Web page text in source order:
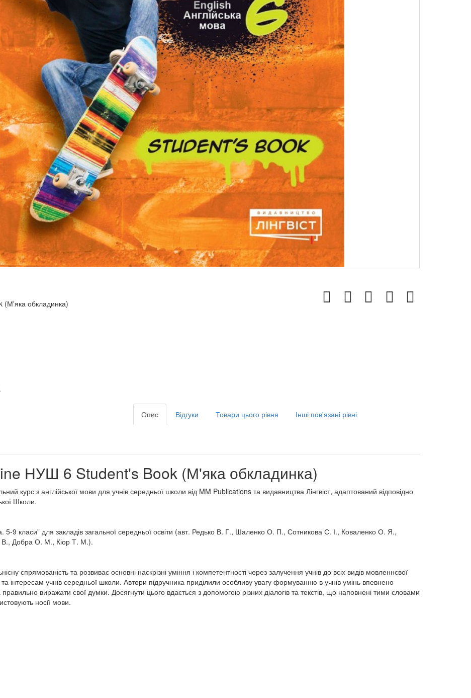
(М'яка обкладинка)
Опис Відгуки Товари цього рівня Інші пов'язані рівні
НУШ 6 Student's Book (М'яка обкладинка)
курс з англійської мови для учнів середньої школи від MM Publications та видавництва Лінгвіст, адаптований відповідно
Школи.
5-9 класи” для закладів загальної середньої освіти (авт. Редько В. Г., Шаленко О. П., Сотникова С. І., Коваленко О. Я.,
В., Добра О. М., Кіор Т. М.).
спрямованість та розвиває основні наскрізні уміння і компетентності через залучення учнів до всіх видів мовленнєвої
та інтересам учнів середньої школи. Автори підручника приділили особливу увагу формуванню в учнів умінь впевнено
правильно виражати свої думки. Досягнути цього вдається з допомогою різних діалогів та текстів, що наповнені тими словами
носії мови.